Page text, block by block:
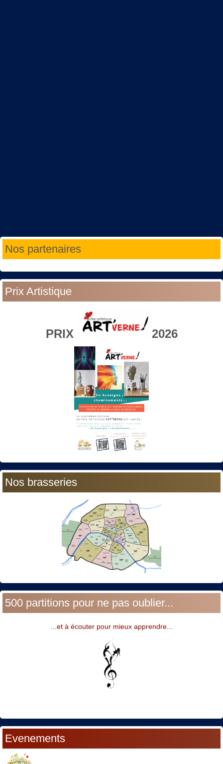
Nos partenaires
Prix Artistique
PRIX 2026
Nos brasseries
500 partitions pour ne pas oublier...
...et à écouter pour mieux apprendre...
Evenements
06
Année
précédente
Mois
précédent
Année
suivante
Mois
suivant